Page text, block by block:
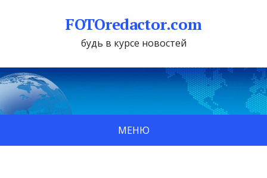
FOTOredactor.com
будь в курсе новостей
МЕНЮ